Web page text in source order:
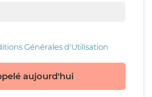
Générales d'Utilisation
aujourd'hui